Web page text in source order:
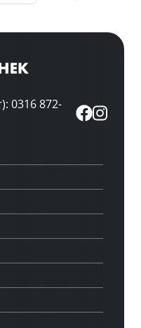
0316 872-